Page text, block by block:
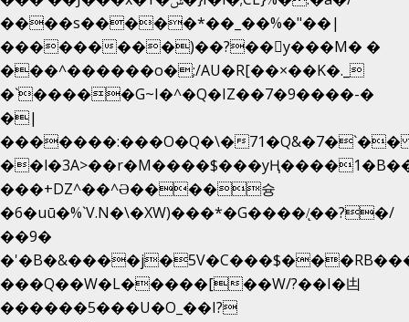
����s�����*��_��%�"��|
���������)��?��򥞾y���M� �
���^������o�;/AU�R[��×��K�._
�`�����G~I�^�Q�IZ��7�9����-�
�|
�������:���O�Q�\�
���+DZ^��^Ə����슝
�6�uū�%`V.N�\�XW)���*�G����/̨��?�/
��9�
���Q��W�L�����[��W/?��I�凷
������5���U�O_��I?